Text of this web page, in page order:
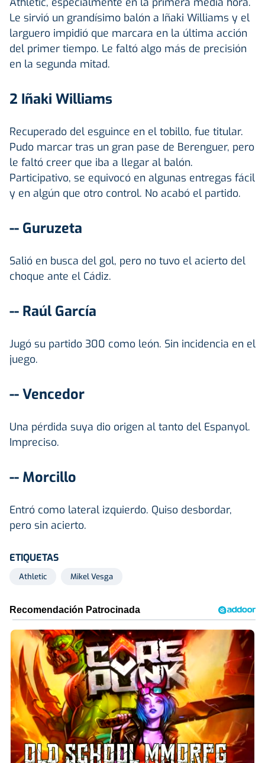
Le sirvió un grandísimo balón a Iñaki Williams y el
larguero impidió que marcara en la última acción
del primer tiempo. Le faltó algo más de precisión
en la segunda mitad.
2 Iñaki Williams
Recuperado del esguince en el tobillo, fue titular.
Pudo marcar tras un gran pase de Berenguer, pero
le faltó creer que iba a llegar al balón.
Participativo, se equivocó en algunas entregas fácil
y en algún que otro control. No acabó el partido.
-- Guruzeta
Salió en busca del gol, pero no tuvo el acierto del
choque ante el Cádiz.
-- Raúl García
Jugó su partido 300 como león. Sin incidencia en el
juego.
-- Vencedor
Una pérdida suya dio origen al tanto del Espanyol.
Impreciso.
-- Morcillo
Entró como lateral izquierdo. Quiso desbordar,
pero sin acierto.
ETIQUETAS
Athletic Mikel Vesga